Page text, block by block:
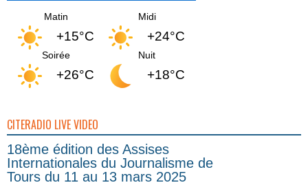
Matin
+15°C
Midi
+24°C
Soirée
+26°C
Nuit
+18°C
CITERADIO LIVE VIDEO
18ème édition des Assises
Internationales du Journalisme de
Tours du 11 au 13 mars 2025